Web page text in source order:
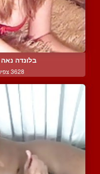
בלונדה
3628 צפיות